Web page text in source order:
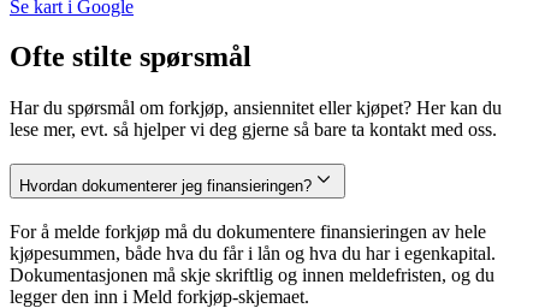
Se kart i Google
Ofte stilte spørsmål
Har du spørsmål om forkjøp, ansiennitet eller kjøpet? Her kan du
lese mer, evt. så hjelper vi deg gjerne så bare ta kontakt med oss.
Hvordan dokumenterer jeg finansieringen?
For å melde forkjøp må du dokumentere finansieringen av hele
kjøpesummen, både hva du får i lån og hva du har i egenkapital.
Dokumentasjonen må skje skriftlig og innen meldefristen, og du
legger den inn i Meld forkjøp-skjemaet.